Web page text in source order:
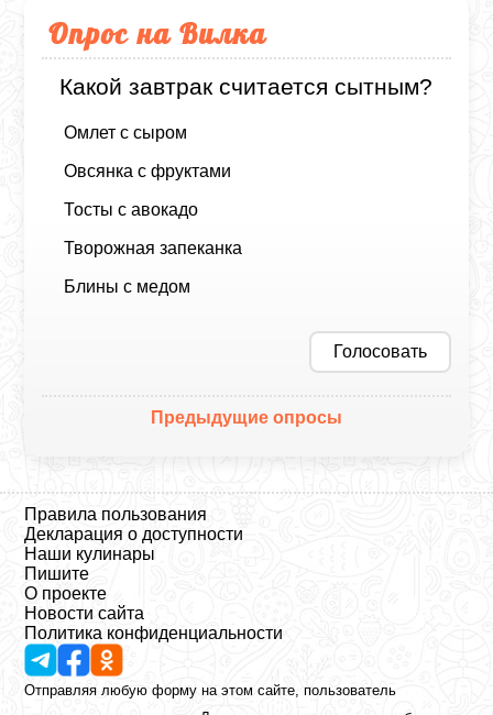
Опрос на Вилка
Какой завтрак считается сытным?
Омлет с сыром
Овсянка с фруктами
Тосты с авокадо
Творожная запеканка
Блины с медом
Голосовать
Предыдущие опросы
Правила пользования
Декларация о доступности
Наши кулинары
Пишите
О проекте
Новости сайта
Политика конфиденциальности
Отправляя любую форму на этом сайте, пользователь